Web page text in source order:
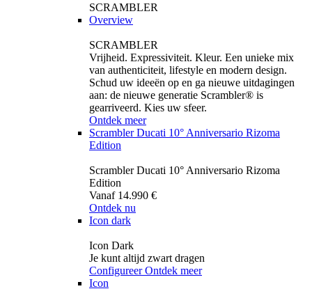
SCRAMBLER
Overview
SCRAMBLER
Vrijheid. Expressiviteit. Kleur. Een unieke mix
van authenticiteit, lifestyle en modern design.
Schud uw ideeën op en ga nieuwe uitdagingen
aan: de nieuwe generatie Scrambler® is
gearriveerd. Kies uw sfeer.
Ontdek meer
Scrambler Ducati 10° Anniversario Rizoma
Edition
Scrambler Ducati 10° Anniversario Rizoma
Edition
Vanaf 14.990 €
Ontdek nu
Icon dark
Icon Dark
Je kunt altijd zwart dragen
Configureer Ontdek meer
Icon